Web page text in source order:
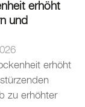
erhöht
und
erhöht
zu erhöhter